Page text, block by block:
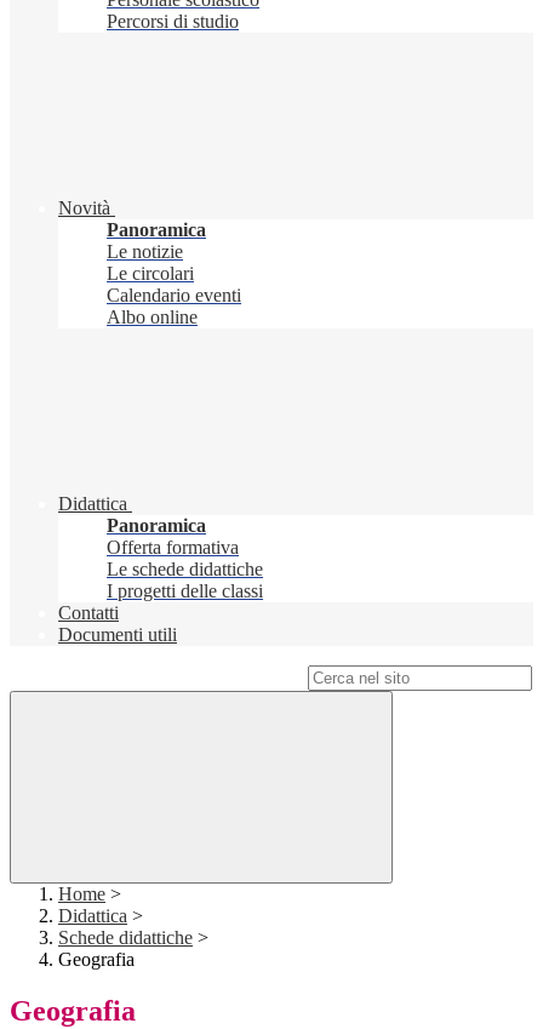
Percorsi di studio
Novità
Panoramica
Le notizie
Le circolari
Calendario eventi
Albo online
Didattica
Panoramica
Offerta formativa
Le schede didattiche
I progetti delle classi
Contatti
Documenti utili
Home >
Didattica >
Schede didattiche >
Geografia
Geografia